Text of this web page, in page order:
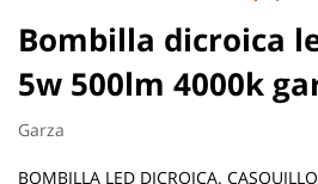
Bombilla dicroica
5w 500lm 4000k
Garza
BOMBILLA LED DICROICA.
Saltar
al
comienzo
de
la
de